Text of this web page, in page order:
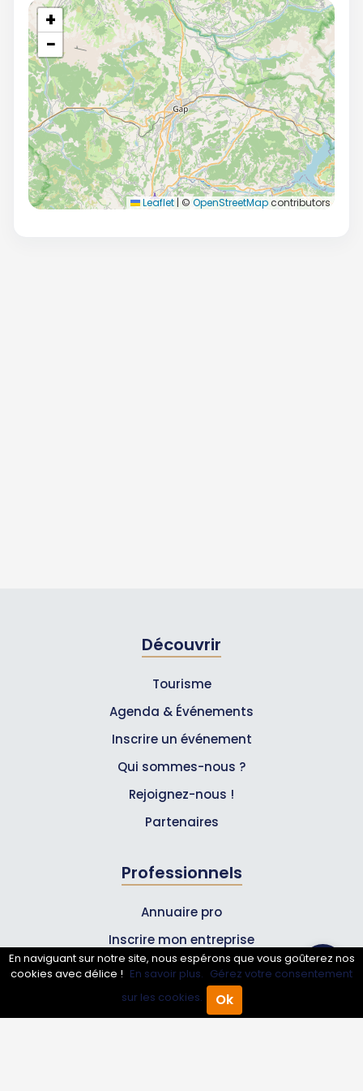
Annuaire Pro Agenda
+
−
Leaflet | © OpenStreetMapcontributors
Découvrir
Tourisme
Agenda & Événements
Inscrire un événement
Qui sommes-nous ?
Rejoignez-nous !
Partenaires
Professionnels
Annuaire pro
Inscrire mon entreprise
Les Abonnements Pros
Infos
En naviguant sur notre site, nous espérons que vous goûterez nos
cookies avec délice ! En savoir plus. Gérez votre consentement
sur les cookies.
Ok